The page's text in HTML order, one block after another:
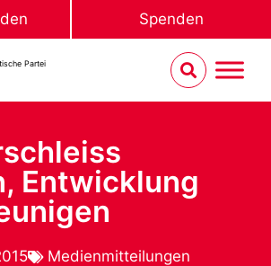
Spenden
Partei
Entwicklung
Medienmitteilungen